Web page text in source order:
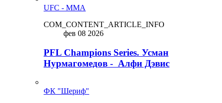
UFC - MMA
COM_CONTENT_ARTICLE_INFO
фев 08 2026
PFL Champions Series. Усман
Нурмагомедов - Алфи Дэвис
ФК "Шериф"